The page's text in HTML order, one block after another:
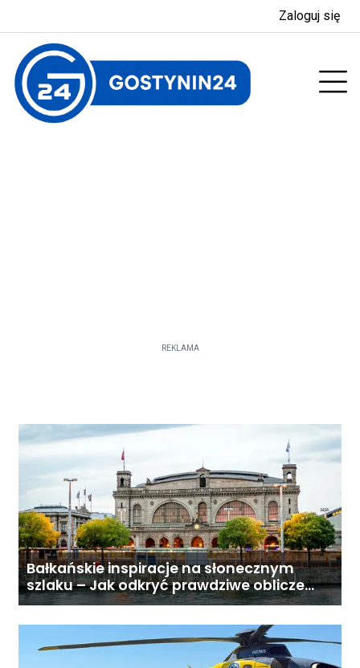
Zaloguj się
REKLAMA
Bałkańskie inspiracje na słonecznym
szlaku – Jak odkryć prawdziwe oblicze
Adriatyku?